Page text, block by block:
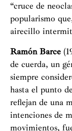
“cruce de
popularismo
airecillo
Ramón Barce
de cuerda, un
siempre
hasta el punto
reflejan de una
intenciones de
movimientos,